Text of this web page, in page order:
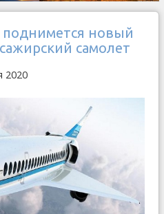
поднимется новый
самолет
2020